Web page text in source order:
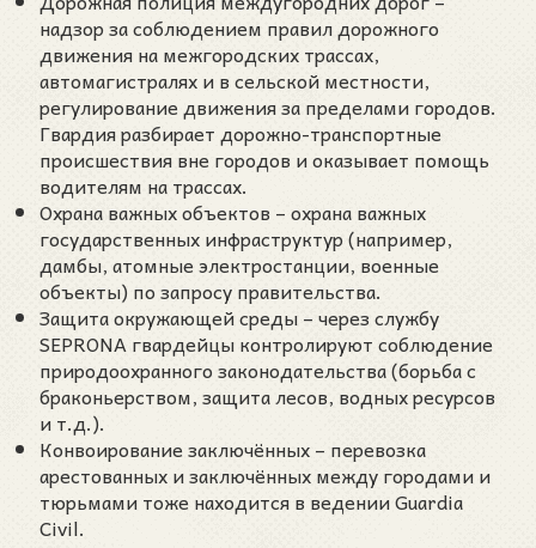
надзор за соблюдением правил дорожного
движения на межгородских трассах,
автомагистралях и в сельской местности,
регулирование движения за пределами городов.
Гвардия разбирает дорожно-транспортные
происшествия вне городов и оказывает помощь
водителям на трассах.
Охрана важных объектов – охрана важных
государственных инфраструктур (например,
дамбы, атомные электростанции, военные
объекты) по запросу правительства.
Защита окружающей среды – через службу
SEPRONA гвардейцы контролируют соблюдение
природоохранного законодательства (борьба с
браконьерством, защита лесов, водных ресурсов
и т.д.).
Конвоирование заключённых – перевозка
арестованных и заключённых между городами и
тюрьмами тоже находится в ведении Guardia
Civil.